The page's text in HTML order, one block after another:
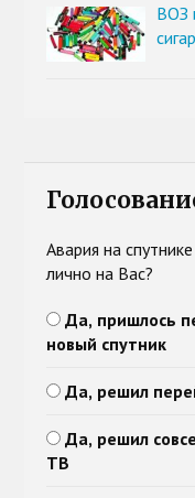
ВОЗ
Авария на
лично на Вас?
Да, пришлось
новый спутник
Да, решил
Да, решил
ТВ